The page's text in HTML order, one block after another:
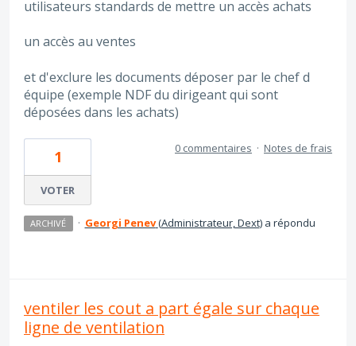
utilisateurs standards de mettre un accès achats
un accès au ventes
et d'exclure les documents déposer par le chef d
équipe (exemple NDF du dirigeant qui sont
déposées dans les achats)
1
VOTER
0 commentaires · Notes de frais
ARCHIVÉ · Georgi Penev(Administrateur, Dext)a répondu
ventiler les cout a part égale sur chaque
ligne de ventilation